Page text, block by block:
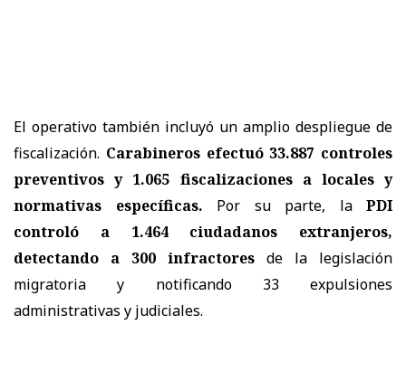
El operativo también incluyó un amplio despliegue de
fiscalización. Carabineros efectuó 33.887 controles
preventivos y 1.065 fiscalizaciones a locales y
normativas específicas. Por su parte, la PDI
controló a 1.464 ciudadanos extranjeros,
detectando a 300 infractores de la legislación
migratoria y notificando 33 expulsiones
administrativas y judiciales.